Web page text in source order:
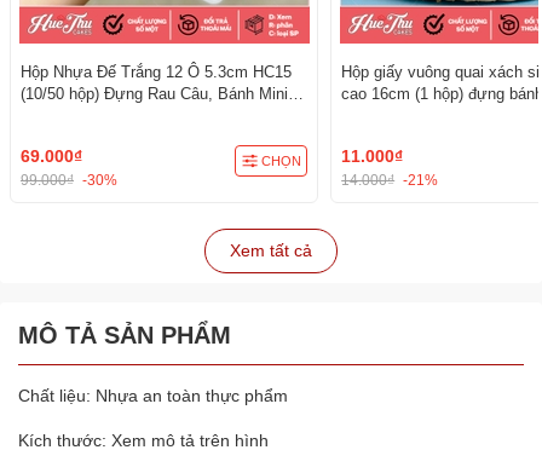
Hộp Nhựa Đế Trắng 12 Ô 5.3cm HC15
(10/50 hộp) Đựng Rau Câu, Bánh Mini,
69.000₫
99.000₫ -30%
CHỌN
Hộp giấy vuông quai xách
cao 16cm (1 hộp) đựng
11.000₫
14.000₫ -21%
Xem tất cả
MÔ TẢ SẢN PHẨM
Chất liệu: Nhựa an toàn thực phẩm
Kích thước: Xem mô tả trên hình